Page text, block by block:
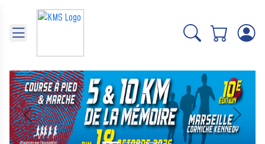
Précédent Suivant
Panneau de gestion des cookies